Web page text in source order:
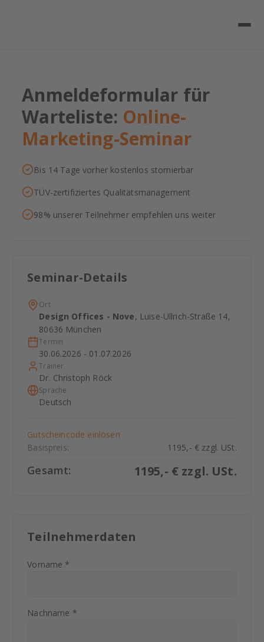
Anmeldeformular für
Warteliste: Online-
Marketing-Seminar
Bis 14 Tage vorher kostenlos stornierbar
TÜV-zertifiziertes Qualitätsmanagement
98% unserer Teilnehmer empfehlen uns weiter
Seminar-Details
Ort
Design Offices - Nove, Luise-Ullrich-Straße 14,
80636 München
Termin
30.06.2026 - 01.07.2026
Trainer
Dr. Christoph Röck
Sprache
Deutsch
Gutscheincode einlösen
Basispreis:
1195,- € zzgl. USt.
Gesamt: 1195,- € zzgl. USt.
Teilnehmerdaten
Vorname *
Nachname *